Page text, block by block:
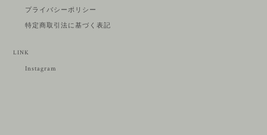
プライバシーポリシー
特定商取引法に基づく表記
LINK
Instagram